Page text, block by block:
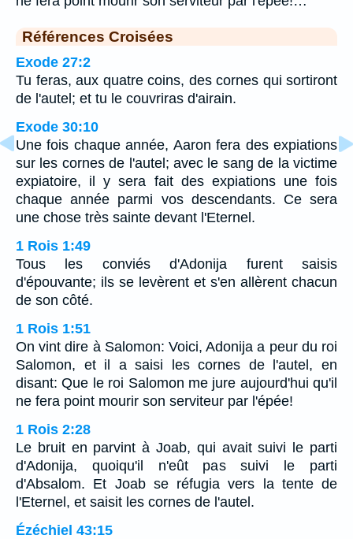
Références Croisées
Exode 27:2
Tu feras, aux quatre coins, des cornes qui sortiront
de l'autel; et tu le couvriras d'airain.
Exode 30:10
Une fois chaque année, Aaron fera des expiations
sur les cornes de l'autel; avec le sang de la victime
expiatoire, il y sera fait des expiations une fois
chaque année parmi vos descendants. Ce sera
une chose très sainte devant l'Eternel.
1 Rois 1:49
Tous les conviés d'Adonija furent saisis
d'épouvante; ils se levèrent et s'en allèrent chacun
de son côté.
1 Rois 1:51
On vint dire à Salomon: Voici, Adonija a peur du roi
Salomon, et il a saisi les cornes de l'autel, en
disant: Que le roi Salomon me jure aujourd'hui qu'il
ne fera point mourir son serviteur par l'épée!
1 Rois 2:28
Le bruit en parvint à Joab, qui avait suivi le parti
d'Adonija, quoiqu'il n'eût pas suivi le parti
d'Absalom. Et Joab se réfugia vers la tente de
l'Eternel, et saisit les cornes de l'autel.
Ézéchiel 43:15